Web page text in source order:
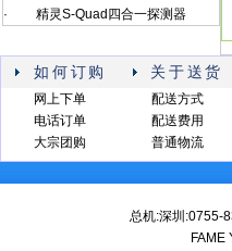
·
精灵S-Quad四合一探测器
如何订购 关于送货
网上下单
电话订单
大宗团购
配送方式
配送费用
普通物流
总机:深圳:0755-
FAME